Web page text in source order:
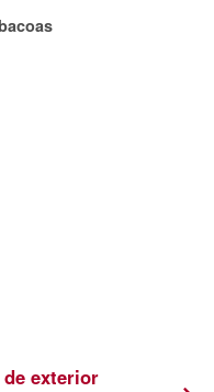
exterior